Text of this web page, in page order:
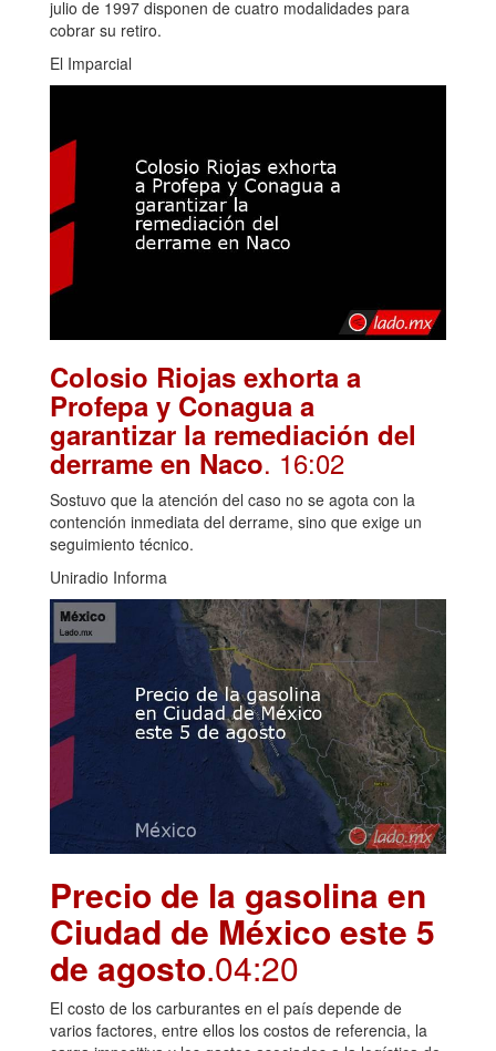
julio de 1997 disponen de cuatro modalidades para
cobrar su retiro.
El Imparcial
Colosio Riojas exhorta a
Profepa y Conagua a
garantizar la remediación del
derrame en Naco. 16:02
Sostuvo que la atención del caso no se agota con la
contención inmediata del derrame, sino que exige un
seguimiento técnico.
Uniradio Informa
Precio de la gasolina en
Ciudad de México este 5
de agosto.04:20
El costo de los carburantes en el país depende de
varios factores, entre ellos los costos de referencia, la